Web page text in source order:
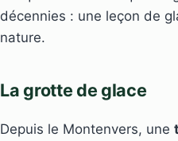
décennies : une leçon de
nature.
La grotte de glace
Depuis le Montenvers, une